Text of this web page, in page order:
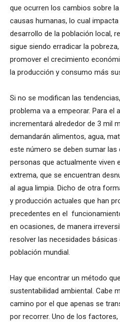
que ocurren los cambios sobre
causas humanas, lo cual
desarrollo de la población local,
sigue siendo erradicar la
promover el crecimiento
la producción y consumo más
Si no se modifican las
problema va a empeorar. Para el
incrementará alrededor de 3 mil
demandarán alimentos, agua,
este número se deben sumar las
personas que actualmente viven
extrema, que se encuentran
al agua limpia. Dicho de otra
y producción actuales que han
precedentes en el
en ocasiones, de manera
resolver las necesidades básicas
población mundial.
Hay que encontrar un método
sustentabilidad ambiental. Cabe
camino por el que apenas se
por recorrer. Uno de los factores,